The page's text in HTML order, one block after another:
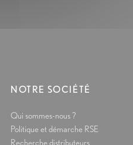
NOTRE SOCIÉTÉ
Qui sommes-nous ?
Politique et démarche RSE
Recherche distributeurs